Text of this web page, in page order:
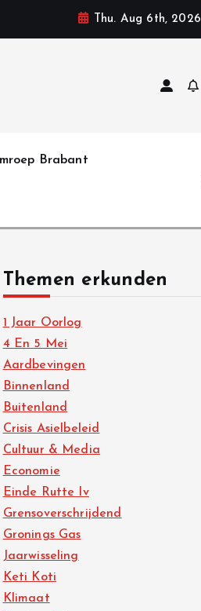
Thu. Aug 6th, 2026
Brabant
Themen erkunden
1 Jaar Oorlog
4 En 5 Mei
Aardbevingen
Binnenland
Buitenland
Crisis Asielbeleid
Cultuur & Media
Economie
Einde Rutte Iv
Grensoverschrijdend
Gronings Gas
Jaarwisseling
Keti Koti
Klimaat